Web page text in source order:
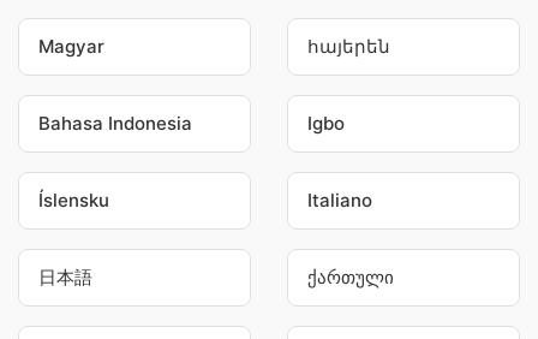
Magyar հայերեն
Bahasa Indonesia Igbo
Íslensku Italiano
日本語 ქართული